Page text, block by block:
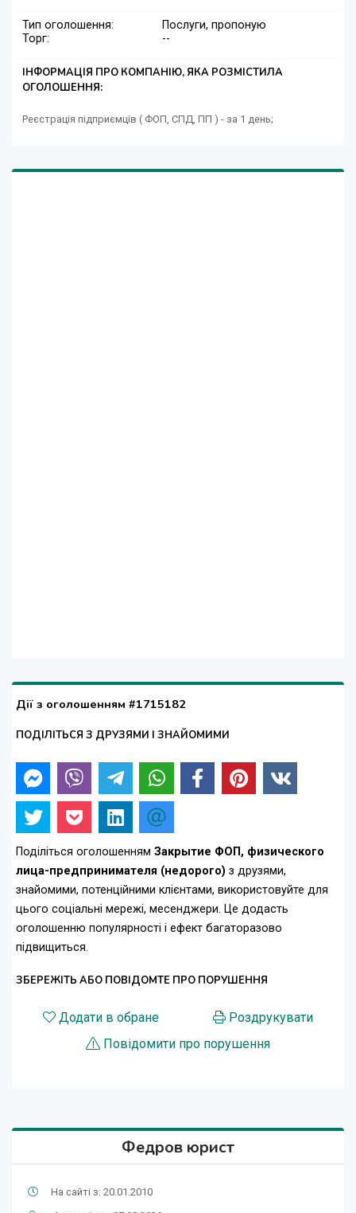
Тип оголошення:
Послуги, пропоную
Торг:
--
ІНФОРМАЦІЯ ПРО КОМПАНІЮ, ЯКА РОЗМІСТИЛА
ОГОЛОШЕННЯ:
Реєстрація підприємців ( ФОП, СПД, ПП ) - за 1 день;
Дії з оголошенням #1715182
ПОДІЛІТЬСЯ З ДРУЗЯМИ І ЗНАЙОМИМИ
Поділіться оголошенням Закрытие ФОП, физического
лица-предпринимателя (недорого) з друзями,
знайомими, потенційними клієнтами, використовуйте для
цього соціальні мережі, месенджери. Це додасть
оголошенню популярності і ефект багаторазово
підвищиться.
ЗБЕРЕЖІТЬ АБО ПОВІДОМТЕ ПРО ПОРУШЕННЯ
Додати в обране
Роздрукувати
Повідомити про порушення
Федров юрист
На сайті з: 20.01.2010